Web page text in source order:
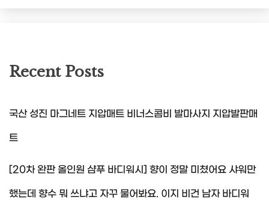
Recent Posts
국산 성진 마그네트 지압매트 비너스콤비 발마사지 지압발판매
트
[20차 완판 올인원 샴푸 바디워시] 향이 정말 미쳤어요 샤워만
했는데 향수 뭐 쓰냐고 자꾸 물어봐요. 이지 비건 남자 바디워